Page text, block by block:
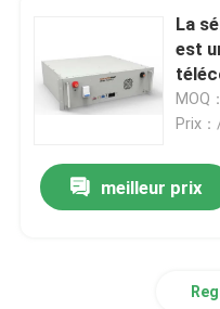
Contrôle de la qualité
Contact
Demande de
Cabinet
La
est
MOQ
Prix
meilleur prix